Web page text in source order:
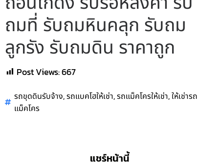
ถมที่ รับถมหินคลุก รับถม
ลูกรัง รับถมดิน ราคาถูก
Post Views:667
รถขุดดินรับจ้าง,รถแบคโฮให้เช่า,รถแม็คโครให้เช่า,ให้เช่ารถ
แม็คโคร
แชร์หน้านี้